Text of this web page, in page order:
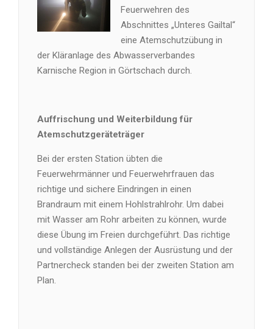
Feuerwehren des
Abschnittes „Unteres Gailtal“
eine Atemschutzübung in
der Kläranlage des Abwasserverbandes
Karnische Region in Görtschach durch.
Auffrischung und Weiterbildung für
Atemschutzgeräteträger
Bei der ersten Station übten die
Feuerwehrmänner und Feuerwehrfrauen das
richtige und sichere Eindringen in einen
Brandraum mit einem Hohlstrahlrohr. Um dabei
mit Wasser am Rohr arbeiten zu können, wurde
diese Übung im Freien durchgeführt. Das richtige
und vollständige Anlegen der Ausrüstung und der
Partnercheck standen bei der zweiten Station am
Plan.